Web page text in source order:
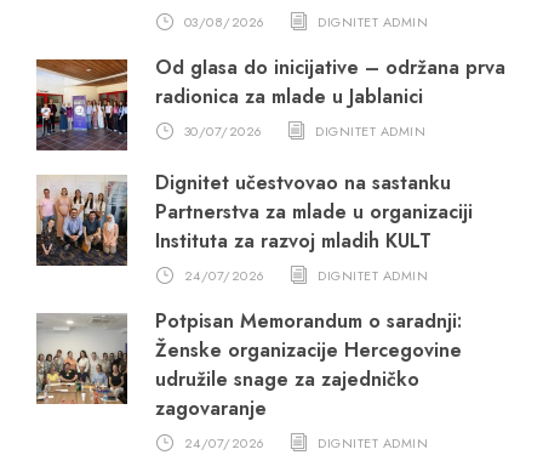
03/08/2026 DIGNITET ADMIN
Od glasa do inicijative – održana prva
radionica za mlade u Jablanici
30/07/2026 DIGNITET ADMIN
Dignitet učestvovao na sastanku
Partnerstva za mlade u organizaciji
Instituta za razvoj mladih KULT
24/07/2026 DIGNITET ADMIN
Potpisan Memorandum o saradnji:
Ženske organizacije Hercegovine
udružile snage za zajedničko
zagovaranje
24/07/2026 DIGNITET ADMIN